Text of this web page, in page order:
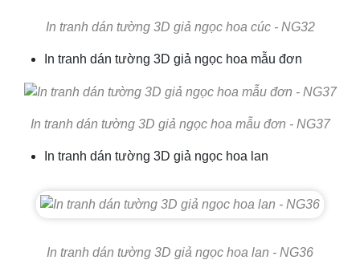
In tranh dán tường 3D giả ngọc hoa cúc - NG32
In tranh dán tường 3D giả ngọc hoa mẫu đơn
In tranh dán tường 3D giả ngọc hoa mẫu đơn - NG37
In tranh dán tường 3D giả ngọc hoa lan
In tranh dán tường 3D giả ngọc hoa lan - NG36